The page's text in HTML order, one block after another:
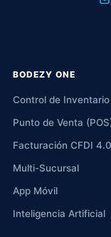
BODEZY ONE
Control de Inventario
Punto de Venta
Facturación CFDI 4.0
Multi-Sucursal
App Móvil
Inteligencia Artificial